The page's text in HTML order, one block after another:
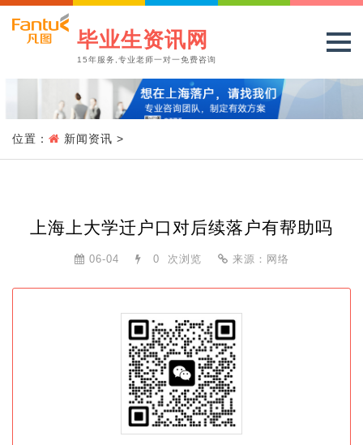
毕业生资讯网
15年服务,专业老师一对一免费咨询
位置： 新闻资讯 >
上海上大学迁户口对后续落户有帮助吗
06-04 0 次浏览 来源：网络